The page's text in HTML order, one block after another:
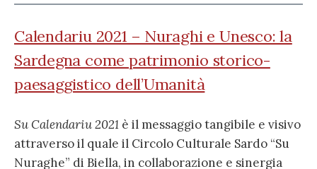
Calendariu 2021 – Nuraghi e Unesco: la
Sardegna come patrimonio storico-
paesaggistico dell’Umanità
Su Calendariu 2021 è il messaggio tangibile e visivo
attraverso il quale il Circolo Culturale Sardo “Su
Nuraghe” di Biella, in collaborazione e sinergia